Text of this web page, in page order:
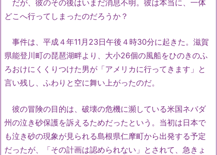
だが、彼のその後はいまだ消息不明。彼は本当に、一体
どこへ行ってしまったのだろうか？
事件は、平成４年11月23日午後４時30分に起きた。滋賀
県能登川町の琵琶湖畔より、大小26個の風船をひのきのふ
ろおけにくくりつけた男が「アメリカに行ってきます」と
言い残し、ふわりと空に舞い上がったのだ。
彼の冒険の目的は、破壊の危機に瀕している米国ネバダ
州の泣き砂保護を訴えるためだったという。当初は日本で
も泣き砂の現象が見られる島根県仁摩町から出発する予定
だったが、「その計画は認められない」とされて、急きょ